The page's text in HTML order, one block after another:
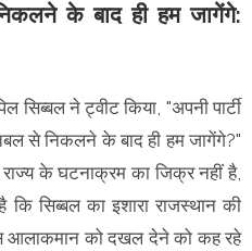
के बाद ही हम जागेंगे:
ने ट्वीट किया, "अपनी पार्टी
से निकलने के बाद ही हम जागेंगे?"
के घटनाक्रम का जिक्र नहीं है,
सिब्बल का इशारा राजस्थान की
आलाकमान को दखल देने को कह रहे